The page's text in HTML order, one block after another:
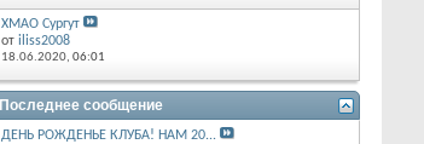
ХМАО Сургут
от iliss2008
18.06.2020, 06:01
Последнее сообщение
ДЕНЬ РОЖДЕНЬЕ КЛУБА! НАМ 20...